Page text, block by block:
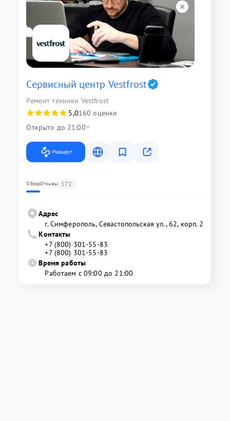
Сервисный центр Vestfrost
Ремонт техники Vestfrost
5,0160 оценки
Открыто до 21:00
Маршрут
ОбзорОтзывы 172
Адрес
г. Симферополь, Севастопольская ул., 62, корп. 2
Контакты
+7 (800) 301-55-83
+7 (800) 301-55-83
Время работы
Работаем с 09:00 до 21:00